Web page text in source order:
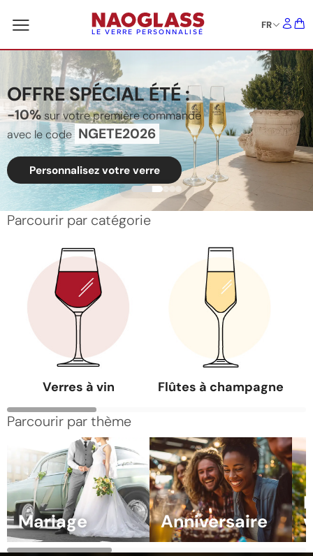
LE VERRE PERSONNALISÉ
FR
OFFRE SPÉCIAL ÉTÉ :
-10% sur votre première commande
avec le code NGETE2026
Personnalisez votre verre
Parcourir par catégorie
Verres à vin Flûtes à champagne
Parcourir par thème
Mariage Anniversaire